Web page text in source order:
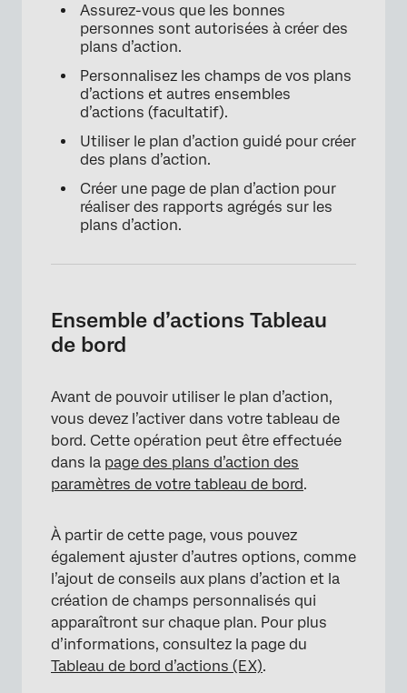
Assurez-vous que les bonnes
personnes sont autorisées à créer des
plans d’action.
Personnalisez les champs de vos plans
d’actions et autres ensembles
d’actions (facultatif).
Utiliser le plan d’action guidé pour créer
des plans d’action.
Créer une page de plan d’action pour
réaliser des rapports agrégés sur les
plans d’action.
Ensemble d’actions Tableau
de bord
Avant de pouvoir utiliser le plan d’action,
vous devez l’activer dans votre tableau de
bord. Cette opération peut être effectuée
dans la page des plans d’action des
paramètres de votre tableau de bord.
À partir de cette page, vous pouvez
également ajuster d’autres options, comme
l’ajout de conseils aux plans d’action et la
création de champs personnalisés qui
apparaîtront sur chaque plan. Pour plus
d’informations, consultez la page du
Tableau de bord d’actions (EX).